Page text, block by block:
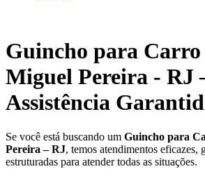
Guincho para Carro
Miguel Pereira - RJ
Assistência
Se você está buscando um Guincho para
Pereira – RJ, temos atendimentos eficazes,
estruturadas para atender todas as situações.